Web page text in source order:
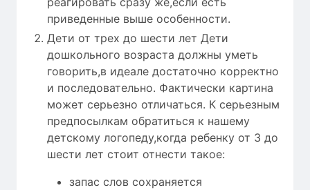
приведенные выше особенности.
Дети от трех до шести лет Дети
дошкольного возраста должны уметь
говорить,в идеале достаточно корректно
и последовательно. Фактически картина
может серьезно отличаться. К серьезным
предпосылкам обратиться к нашему
детскому логопеду,когда ребенку от 3 до
шести лет стоит отнести такое:
запас слов сохраняется